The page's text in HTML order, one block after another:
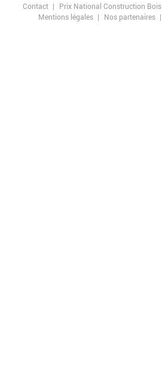
Contact Prix National Construction Bois
Mentions légales
Nos partenaires